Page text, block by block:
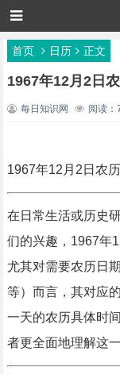
首页 日历 正文
1967年12月2日
每日知识网 阅读：
1967年12月2日农
在日常生活或历史
们的兴趣，1967年
尤其对需要农历日
等）而言，其对应
一天的农历具体时
者更全面地理解这